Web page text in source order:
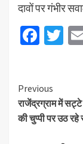
दावों पर गंभीर
Previous
राजेंद्रग्राम में सट्टे
की चुप्पी पर उठ